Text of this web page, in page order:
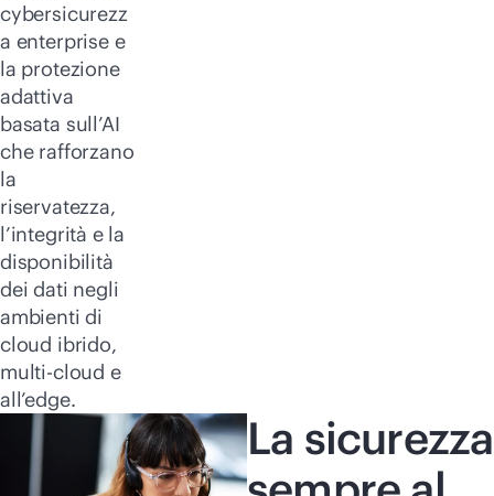
cybersicurezz
a enterprise e
la protezione
adattiva
basata sull’AI
che rafforzano
la
riservatezza,
l’integrità e la
disponibilità
dei dati negli
ambienti di
cloud ibrido,
multi-cloud e
all’edge.
La sicurezza